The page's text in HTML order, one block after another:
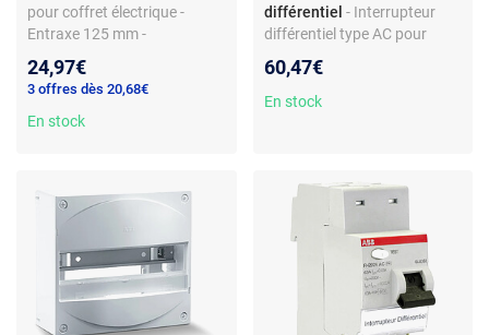
pour coffret électrique -
Entraxe 125 mm -
généraux - Sans borne
automatique - Non pré-câblé
- Matériau plastique
24,97€
3 offres dès 20,68€
En stock
différentiel - Interrupteur
différentiel type AC pour
mA - 230 V - raccordement
non automatique - non pré-
60,47€
En stock